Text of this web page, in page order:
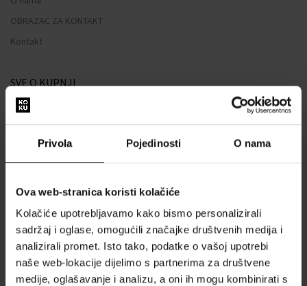
Privola Pojedinosti O nama
Ova web-stranica koristi kolačiće
Kolačiće upotrebljavamo kako bismo personalizirali
sadržaj i oglase, omogućili značajke društvenih medija i
analizirali promet. Isto tako, podatke o vašoj upotrebi
naše web-lokacije dijelimo s partnerima za društvene
medije, oglašavanje i analizu, a oni ih mogu kombinirati s
OBRAZAC ZA KONTAKT
Kontakt
SVE O KUPNJI
Sustav vjernosti
Način dostave
Kada ću dobiti naručenu robu?
Zašto parfemi i satovi od nas?
Što je tester parfema?
Vodootpornost satova